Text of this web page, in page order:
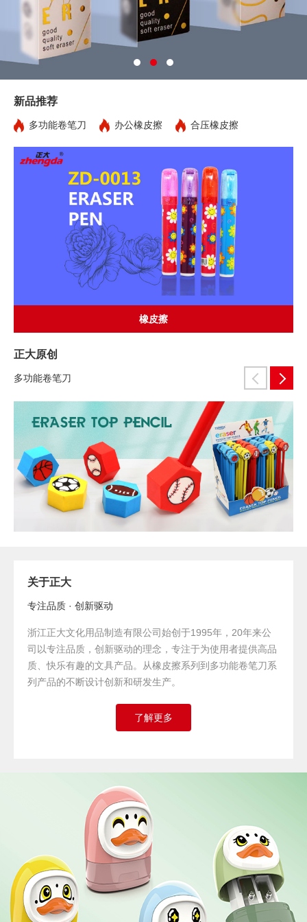
新品推荐
多功能卷笔刀 办公橡皮擦 合压橡皮擦
橡皮擦
正大原创
多功能卷笔刀
关于正大
专注品质 · 创新驱动
浙江正大文化用品制造有限公司始创于1995年，20年来公
司以专注品质，创新驱动的理念，专注于为使用者提供高品
质、快乐有趣的文具产品。从橡皮擦系列到多功能卷笔刀系
列产品的不断设计创新和研发生产。
了解更多